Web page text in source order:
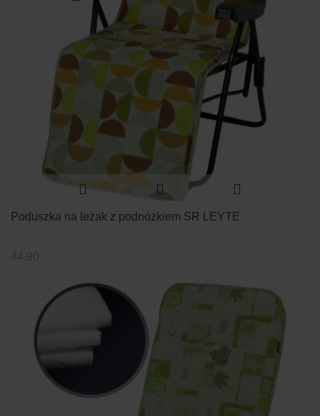
Poduszka na leżak z podnóżkiem SR LEYTE
44.90